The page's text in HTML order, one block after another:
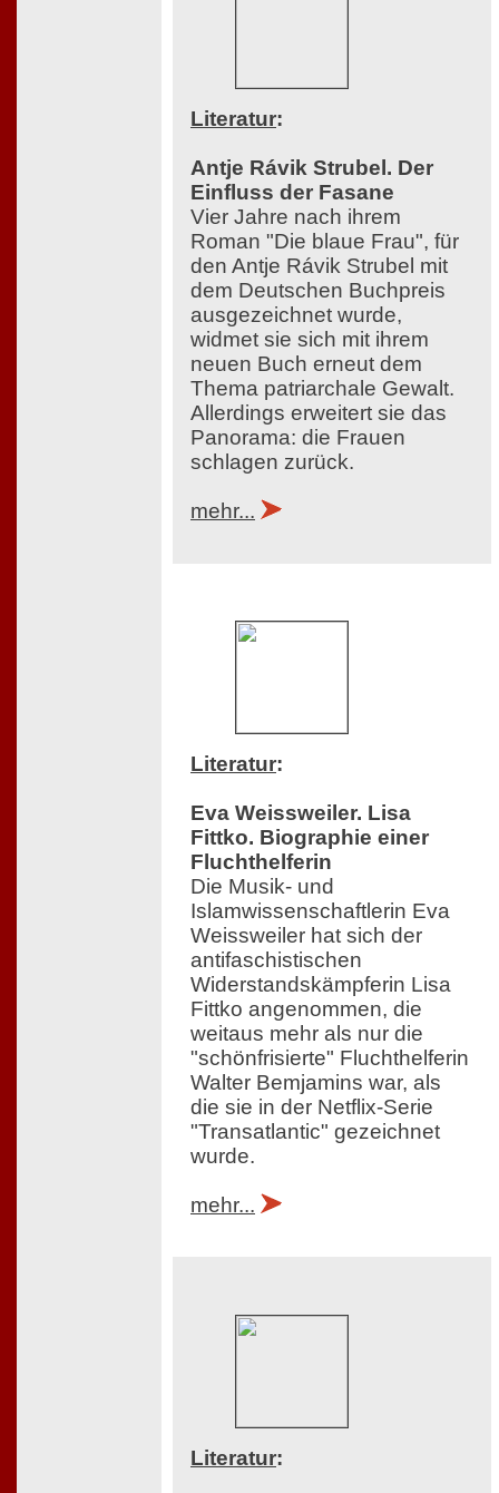
Literatur:
Antje Rávik Strubel. Der
Einfluss der Fasane
Vier Jahre nach ihrem
Roman "Die blaue Frau", für
den Antje Rávik Strubel mit
dem Deutschen Buchpreis
ausgezeichnet wurde,
widmet sie sich mit ihrem
neuen Buch erneut dem
Thema patriarchale Gewalt.
Allerdings erweitert sie das
Panorama: die Frauen
schlagen zurück.
mehr...
Literatur:
Eva Weissweiler. Lisa
Fittko. Biographie einer
Fluchthelferin
Die Musik- und
Islamwissenschaftlerin Eva
Weissweiler hat sich der
antifaschistischen
Widerstandskämpferin Lisa
Fittko angenommen, die
weitaus mehr als nur die
"schönfrisierte" Fluchthelferin
Walter Bemjamins war, als
die sie in der Netflix-Serie
"Transatlantic" gezeichnet
wurde.
mehr...
Literatur: